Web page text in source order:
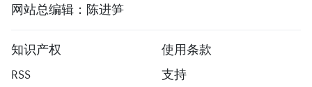
网站总编辑：陈进笋
知识产权
使用条款
RSS
支持